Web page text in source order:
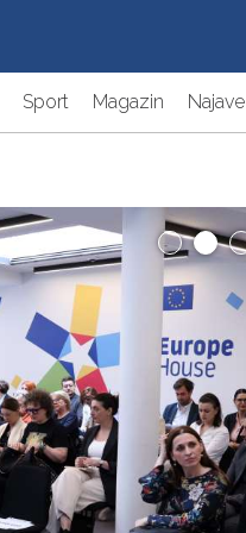
Sport Magazin Najave